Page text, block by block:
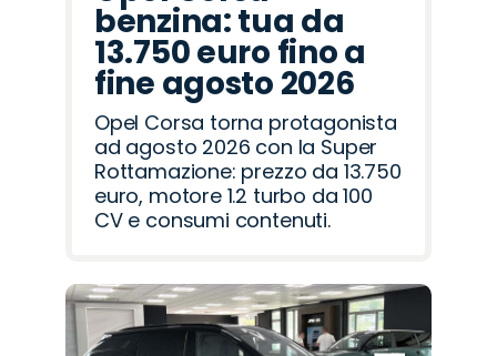
benzina: tua da
13.750 euro fino a
fine agosto 2026
Opel Corsa torna protagonista
ad agosto 2026 con la Super
Rottamazione: prezzo da 13.750
euro, motore 1.2 turbo da 100
CV e consumi contenuti.